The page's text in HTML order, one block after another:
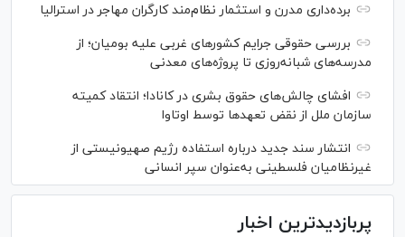
برده‌داری مدرن و استثمار نظام‌مند کارگران مهاجر در استرالیا
بررسی حقوقی جرایم کشور‌های غربی علیه بومیان؛ از
مدرسه‌های شبانه‌روزی تا پروژه‌های معدنی
افشای چالش‌های حقوق بشری در کانادا؛ انتقاد کمیته
سازمان ملل از نقض تعهد‌ها توسط اوتاوا
انتشار سند جدید درباره استفاده رژیم صهیونیستی از
غیرنظامیان فلسطینی به‌عنوان سپر انسانی
پربازدیدترین اخبار